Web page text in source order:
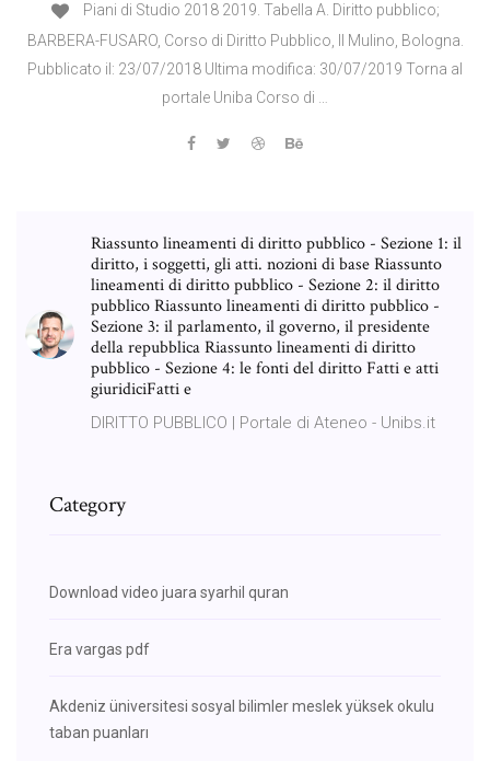
Piani di Studio 2018 2019. Tabella A. Diritto pubblico;
BARBERA-FUSARO, Corso di Diritto Pubblico, Il Mulino, Bologna.
Pubblicato il: 23/07/2018 Ultima modifica: 30/07/2019 Torna al
portale Uniba Corso di …
Riassunto lineamenti di diritto pubblico - Sezione 1: il
diritto, i soggetti, gli atti. nozioni di base Riassunto
lineamenti di diritto pubblico - Sezione 2: il diritto
pubblico Riassunto lineamenti di diritto pubblico -
Sezione 3: il parlamento, il governo, il presidente
della repubblica Riassunto lineamenti di diritto
pubblico - Sezione 4: le fonti del diritto Fatti e atti
giuridiciFatti e
DIRITTO PUBBLICO | Portale di Ateneo - Unibs.it
Category
Download video juara syarhil quran
Era vargas pdf
Akdeniz üniversitesi sosyal bilimler meslek yüksek okulu
taban puanları